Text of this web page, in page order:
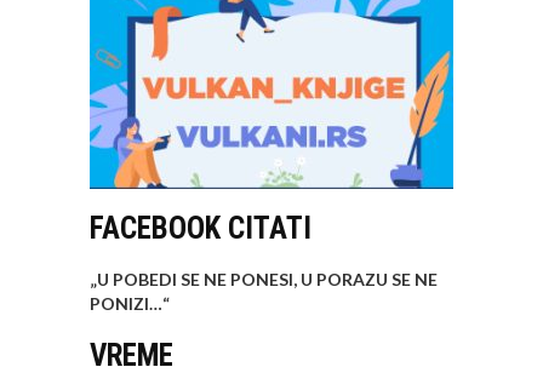
FACEBOOK CITATI
„U POBEDI SE NE PONESI, U PORAZU SE NE
PONIZI…“
VREME